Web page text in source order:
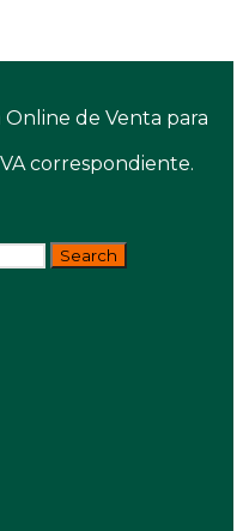
Online de Venta para
correspondiente.